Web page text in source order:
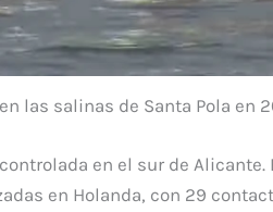
las salinas de Santa Pola en
en el sur de
en Holanda, con 29